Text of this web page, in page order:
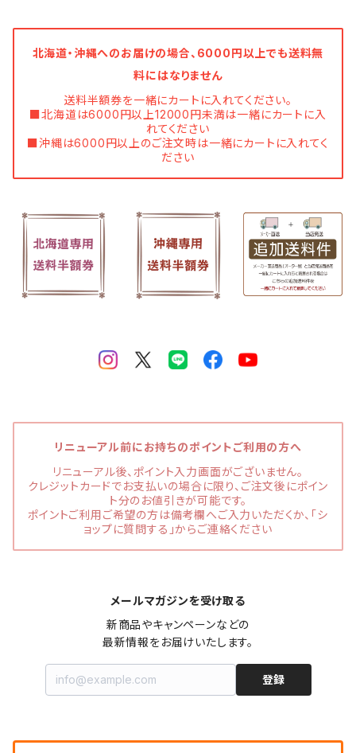
北海道・沖縄へのお届けの場合、6000円以上でも送料無
料にはなりません
送料半額券を一緒にカートに入れてください。
■北海道は6000円以上12000円未満は一緒にカートに入
れてください
■沖縄は6000円以上のご注文時は一緒にカートに入れてく
ださい
リニューアル前にお持ちのポイントご利用の方へ
リニューアル後、ポイント入力画面がございません。
クレジットカードでお支払いの場合に限り、ご注文後にポイン
ト分のお値引きが可能です。
ポイントご利用ご希望の方は備考欄へご入力いただくか、「シ
ョップに質問する」からご連絡ください
メールマガジンを受け取る
新商品やキャンペーンなどの
最新情報をお届けいたします。
登録